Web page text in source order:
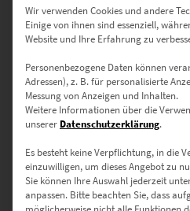
Bilder Set Stuttgart –
Wir verwenden Cookies und andere
Einige von ihnen sind essenziell,
Website und Ihre Erfahrung zu
Personenbezogene Daten können
Adressen), z. B. für personalisierte
Messung von Anzeigen und Inhalten.
Weitere Informationen über die
unserer Datenschutzerklärung.
Es besteht keine Verpflichtung, in die
einzuwilligen, um dieses Angebot zu
Sie können Ihre Auswahl jederzeit
anpassen. Bitte beachten Sie, dass